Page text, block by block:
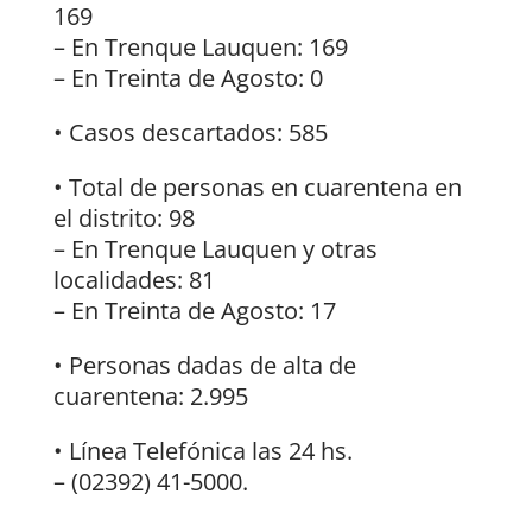
169
– En Trenque Lauquen: 169
– En Treinta de Agosto: 0
• Casos descartados: 585
• Total de personas en cuarentena en
el distrito: 98
– En Trenque Lauquen y otras
localidades: 81
– En Treinta de Agosto: 17
• Personas dadas de alta de
cuarentena: 2.995
• Línea Telefónica las 24 hs.
– (02392) 41-5000.